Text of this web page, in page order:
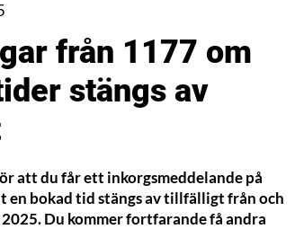
från 1177 om
stängs av
att du får ett inkorgsmeddelande på
en bokad tid stängs av tillfälligt från och
Du kommer fortfarande få andra